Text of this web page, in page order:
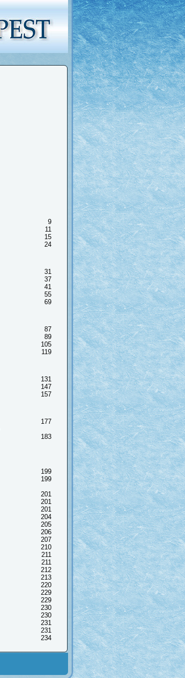
9
11
15
24
31
37
41
55
69
87
89
105
119
131
147
157
177
183
199
199
201
201
201
204
205
206
207
210
211
211
212
213
220
229
229
230
230
231
231
234